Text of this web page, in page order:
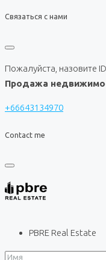
Связаться с нами
Пожалуйста, назовите
Продажа
+66643134970
Contact me
PBRE Real Estate